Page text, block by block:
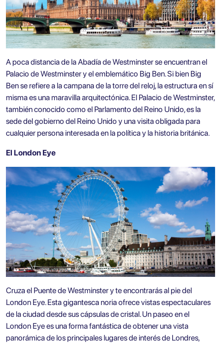
A poca distancia de la Abadía de Westminster se encuentran el
Palacio de Westminstery el emblemático Big Ben. Si bien Big
Ben se refiere a la campana de la torre del reloj, la estructura en sí
misma es una maravilla arquitectónica. El Palacio de Westminster,
también conocido como el Parlamento del Reino Unido, es la
sede del gobierno del Reino Unido y una visita obligada para
cualquier persona interesada en la política y la historia británica.
El London Eye
Cruza el Puente de Westminster y te encontrarás al pie del
London Eye. Esta gigantesca noria ofrece vistas espectaculares
de la ciudad desde sus cápsulas de cristal. Un paseo en el
London Eye es una forma fantástica de obtener una vista
panorámica de los principales lugares de interés de Londres,